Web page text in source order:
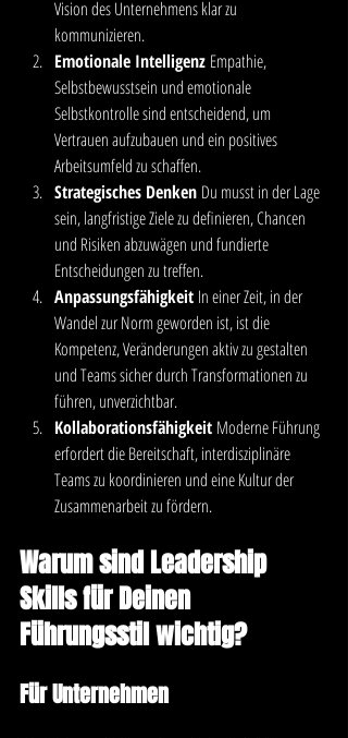
Vision des Unternehmens klar zu
kommunizieren.
Emotionale Intelligenz Empathie,
Selbstbewusstsein und emotionale
Selbstkontrolle sind entscheidend, um
Vertrauen aufzubauen und ein positives
Arbeitsumfeld zu schaffen.
Strategisches Denken Du musst in der Lage
sein, langfristige Ziele zu definieren, Chancen
und Risiken abzuwägen und fundierte
Entscheidungen zu treffen.
Anpassungsfähigkeit In einer Zeit, in der
Wandel zur Norm geworden ist, ist die
Kompetenz, Veränderungen aktiv zu gestalten
und Teams sicher durch Transformationen zu
führen, unverzichtbar.
Kollaborationsfähigkeit Moderne Führung
erfordert die Bereitschaft, interdisziplinäre
Teams zu koordinieren und eine Kultur der
Zusammenarbeit zu fördern.
Warum sind Leadership
Skills für Deinen
Führungsstil wichtig?
Für Unternehmen